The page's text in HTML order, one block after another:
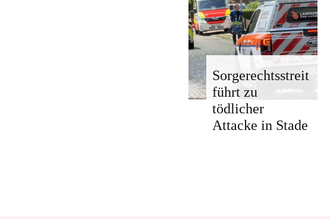
Sorgerechtsstreit
führt zu
tödlicher
Attacke in Stade